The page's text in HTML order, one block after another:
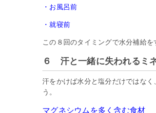
・お風呂前
・就寝前
この８回のタイミングで水分補給
６ 汗と一緒に失われるミ
汗をかけば水分と塩分だけではな
う。
マグネシウムを多く含む食材